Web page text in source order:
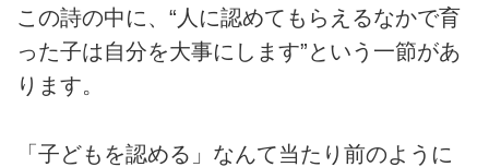
この詩の中に、“人に認めてもらえるなかで育
った子は自分を大事にします”という一節があ
ります。
「子どもを認める」なんて当たり前のように